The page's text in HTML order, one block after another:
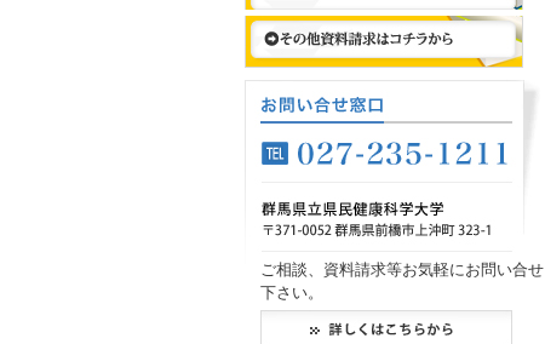
ご相談、資料請求等お気軽にお問い合せ
下さい。